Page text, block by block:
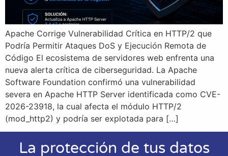
Apache Corrige Vulnerabilidad Crítica en HTTP/2 que
Podría Permitir Ataques DoS y Ejecución Remota de
Código El ecosistema de servidores web enfrenta una
nueva alerta crítica de ciberseguridad. La Apache
Software Foundation confirmó una vulnerabilidad
severa en Apache HTTP Server identificada como CVE-
2026-23918, la cual afecta el módulo HTTP/2
(mod_http2) y podría ser explotada para […]
La protección de tus datos